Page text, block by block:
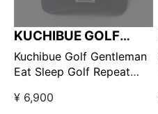
KUCHIBUE GOLF
GENTLEMAN
Kuchibue Golf Gentleman
Eat Sleep Golf Repeat
White × Light Navy
¥ 6,900